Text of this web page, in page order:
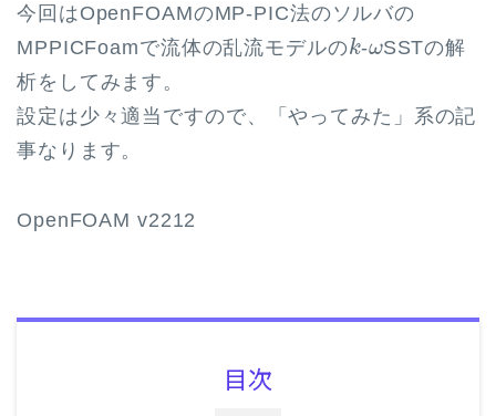
今回はOpenFOAMのMP-PIC法のソルバの
MPPICFoamで流体の乱流モデルのk
k-ω
ωSSTの解
析をしてみます。
設定は少々適当ですので、「やってみた」系の記
事なります。
OpenFOAM v2212
目次